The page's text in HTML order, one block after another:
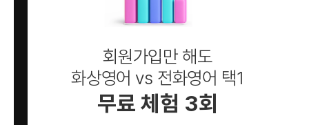
회원가입만 해도
화상영어 vs 전화영어 택1
무료 체험 3회